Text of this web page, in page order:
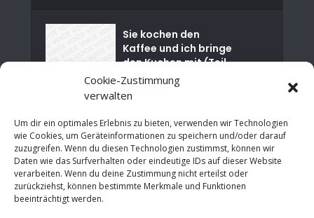
Cookie-Zustimmung
verwalten
Um dir ein optimales Erlebnis zu bieten, verwenden wir Technologien
wie Cookies, um Geräteinformationen zu speichern und/oder darauf
zuzugreifen. Wenn du diesen Technologien zustimmst, können wir
Daten wie das Surfverhalten oder eindeutige IDs auf dieser Website
verarbeiten. Wenn du deine Zustimmung nicht erteilst oder
zurückziehst, können bestimmte Merkmale und Funktionen
beeinträchtigt werden.
Sie kochen den
Kaffee und ich bringe
den Kuchen mit (Teil
01)
von Tschernobyl
Es ist Zeit für einen
sozialen Neustart in
NRW